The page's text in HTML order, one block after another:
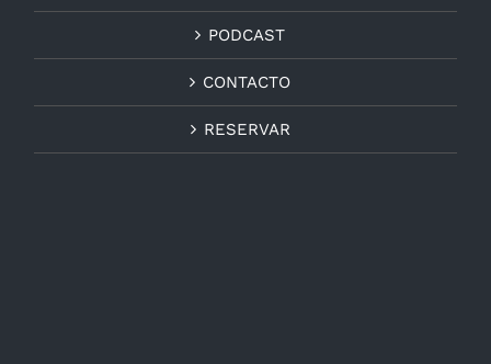
PODCAST
CONTACTO
RESERVAR